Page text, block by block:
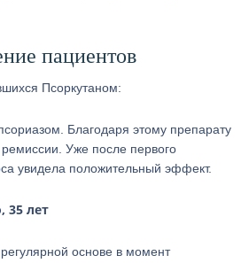
пациентов
Псоркутаном:
Благодаря этому препарату
Уже после первого
увидела положительный эффект.
35 лет
основе в момент